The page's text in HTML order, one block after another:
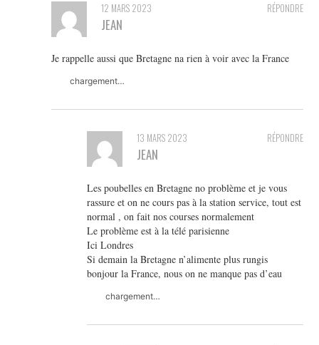
RÉPONDRE
12 MARS 2023
JEAN
Je rappelle aussi que Bretagne na rien à voir avec la France
chargement…
RÉPONDRE
13 MARS 2023
JEAN
Les poubelles en Bretagne no problème et je vous
rassure et on ne cours pas à la station service, tout est
normal , on fait nos courses normalement
Le problème est à la télé parisienne
Ici Londres
Si demain la Bretagne n’alimente plus rungis
bonjour la France, nous on ne manque pas d’eau
chargement…